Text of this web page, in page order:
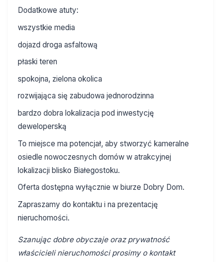
Dodatkowe atuty:
wszystkie media
dojazd droga asfaltową
płaski teren
spokojna, zielona okolica
rozwijająca się zabudowa jednorodzinna
bardzo dobra lokalizacja pod inwestycję
deweloperską
To miejsce ma potencjał, aby stworzyć kameralne
osiedle nowoczesnych domów w atrakcyjnej
lokalizacji blisko Białegostoku.
Oferta dostępna wyłącznie w biurze Dobry Dom.
Zapraszamy do kontaktu i na prezentację
nieruchomości.
Szanując dobre obyczaje oraz prywatność
właścicieli nieruchomości prosimy o kontakt